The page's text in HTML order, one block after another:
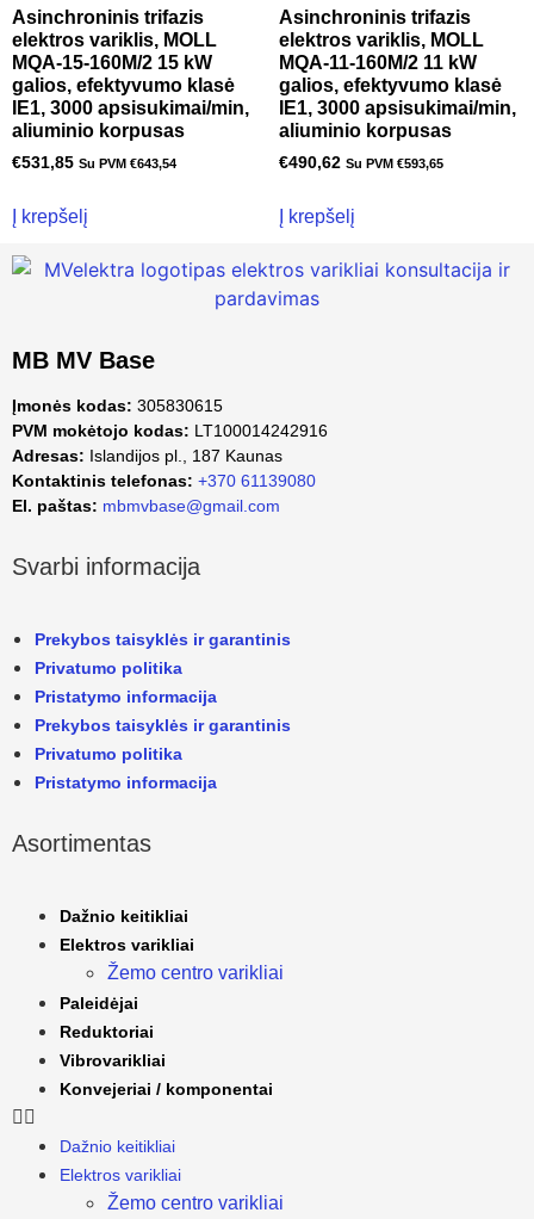
Asinchroninis trifazis
elektros variklis, MOLL
MQA-15-160M/2 15 kW
galios, efektyvumo klasė
IE1, 3000 apsisukimai/min,
aliuminio korpusas
€531,85 Su PVM €643,54
Į krepšelį
Asinchroninis trifazis
elektros variklis, MOLL
MQA-11-160M/2 11 kW
galios, efektyvumo klasė
IE1, 3000 apsisukimai/min,
aliuminio korpusas
€490,62 Su PVM €593,65
Į krepšelį
MB MV Base
Įmonės kodas: 305830615
PVM mokėtojo kodas: LT100014242916
Adresas: Islandijos pl., 187 Kaunas
Kontaktinis telefonas: +370 61139080
El. paštas: mbmvbase@gmail.com
Svarbi informacija
Prekybos taisyklės ir garantinis
Privatumo politika
Pristatymo informacija
Prekybos taisyklės ir garantinis
Privatumo politika
Pristatymo informacija
Asortimentas
Dažnio keitikliai
Elektros varikliai
Žemo centro varikliai
Paleidėjai
Reduktoriai
Vibrovarikliai
Konvejeriai / komponentai
Dažnio keitikliai
Elektros varikliai
Žemo centro varikliai